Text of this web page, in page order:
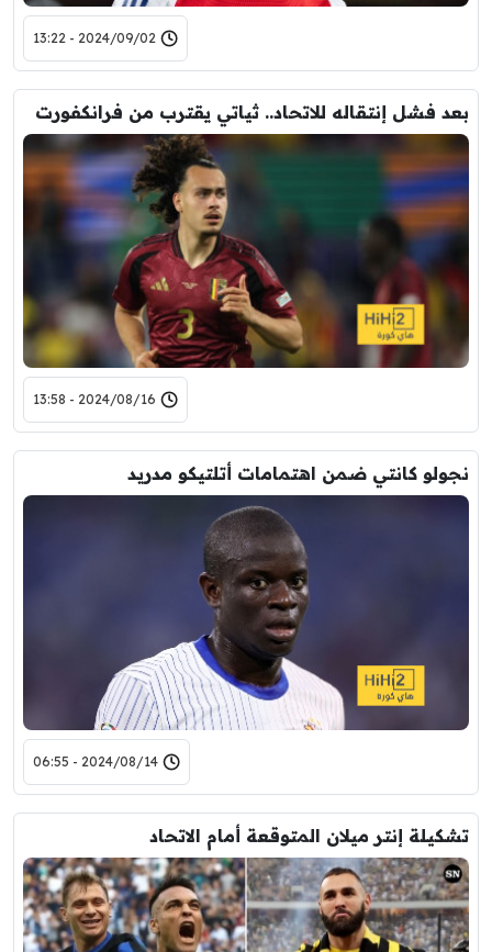
2024/09/02 - 13:22
بعد فشل إنتقاله للاتحاد.. ثياتي يقترب من فرانكفورت
2024/08/16 - 13:58
نجولو كانتي ضمن اهتمامات أتلتيكو مدريد
2024/08/14 - 06:55
تشكيلة إنتر ميلان المتوقعة أمام الاتحاد